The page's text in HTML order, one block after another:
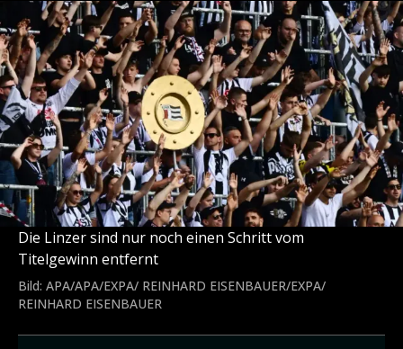
Die Linzer sind nur noch einen Schritt vom
Titelgewinn entfernt
Bild: APA/APA/EXPA/ REINHARD EISENBAUER/EXPA/
REINHARD EISENBAUER